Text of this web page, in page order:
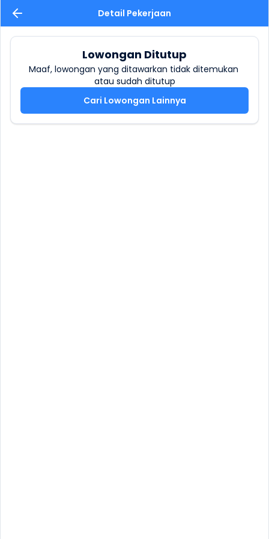
Detail Pekerjaan
Lowongan Ditutup
Maaf, lowongan yang ditawarkan tidak ditemukan
atau sudah ditutup
Cari Lowongan Lainnya